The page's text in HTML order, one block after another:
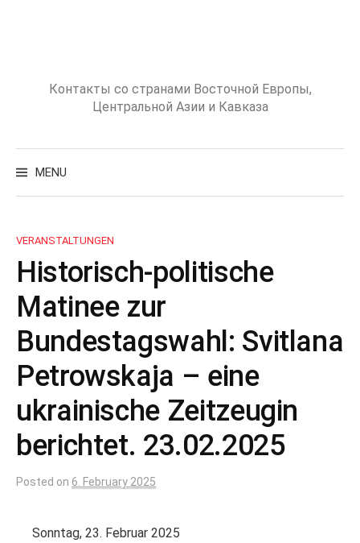
Контакты со странами Восточной Европы,
Центральной Азии и Кавказа
MENU
Search
VERANSTALTUNGEN
Historisch-politische
Matinee zur
Bundestagswahl: Svitlana
Petrowskaja – eine
ukrainische Zeitzeugin
berichtet. 23.02.2025
Posted on 6. February 2025
Sonntag, 23. Februar 2025